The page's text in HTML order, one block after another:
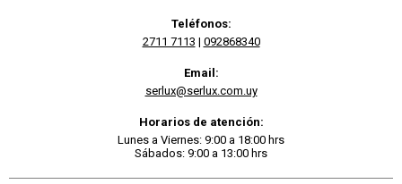
Teléfonos:
2711 7113 | 092868340
Email:
serlux@serlux.com.uy
Horarios de atención:
Lunes a Viernes: 9:00 a 18:00 hrs
Sábados: 9:00 a 13:00 hrs